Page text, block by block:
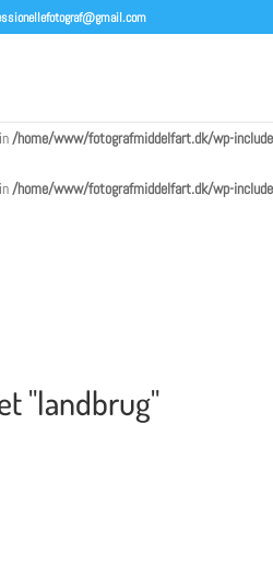
/home/www/fotografmiddelfart.dk/wp-
/home/www/fotografmiddelfart.dk/wp-
/home/www/fotografmiddelfart.dk/wp-
"landbrug"